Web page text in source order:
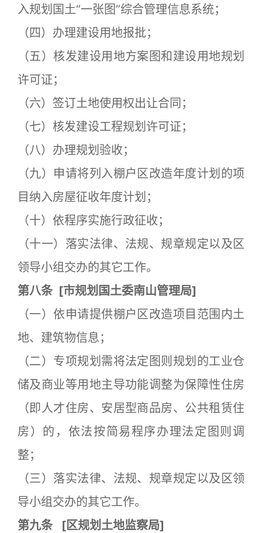
入规划国土“一张图”综合管理信息系统；
（四）办理建设用地报批；
（五）核发建设用地方案图和建设用地规划
许可证；
（六）签订土地使用权出让合同；
（七）核发建设工程规划许可证；
（八）办理规划验收；
（九）申请将列入棚户区改造年度计划的项
目纳入房屋征收年度计划；
（十）依程序实施行政征收；
（十一）落实法律、法规、规章规定以及区
领导小组交办的其它工作。
第八条 [市规划国土委南山管理局]
（一）依申请提供棚户区改造项目范围内土
地、建筑物信息；
（二）专项规划需将法定图则规划的工业仓
储及商业等用地主导功能调整为保障性住房
（即人才住房、安居型商品房、公共租赁住
房）的，依法按简易程序办理法定图则调
整；
（三）落实法律、法规、规章规定以及区领
导小组交办的其它工作。
第九条
[区规划土地监察局]